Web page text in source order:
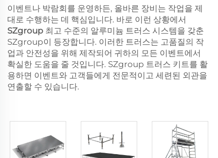
이벤트나 박람회를 운영하든, 올바른 장비는 작업을 제
대로 수행하는 데 핵심입니다. 바로 이런 상황에서
SZgroup 최고 수준의 알루미늄 트러스 시스템을 갖춘
SZgroup이 등장합니다. 이러한 트러스는 고품질의 작
업과 안전성을 위해 제작되어 귀하의 모든 이벤트에서
확실한 도움을 줄 것입니다. SZgroup 트러스 키트를 활
용하면 이벤트와 고객들에게 전문적이고 세련된 외관을
연출할 수 있습니다.